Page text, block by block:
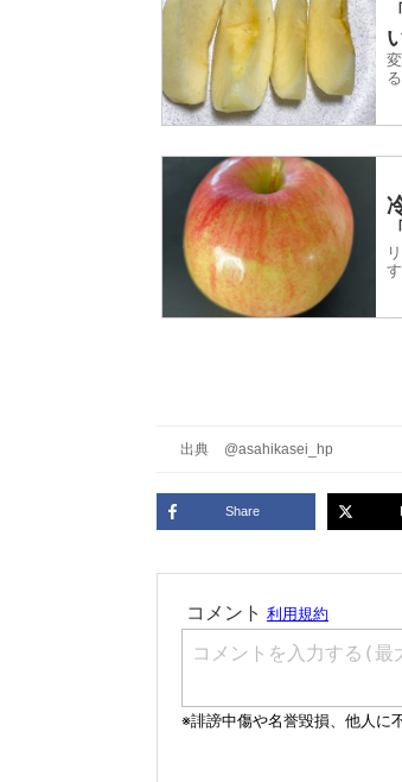
出典 @asahikasei_hp
Share